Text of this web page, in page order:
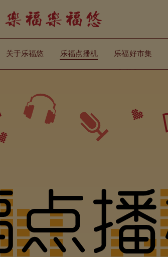
关于乐福悠 乐福点播机 乐福好市集